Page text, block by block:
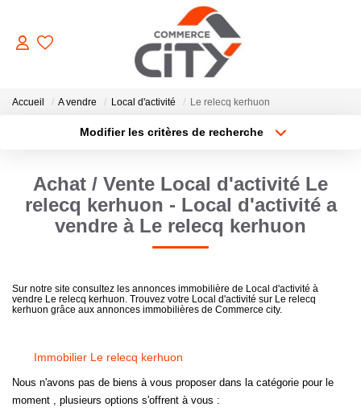
ACHETER
LOUER
ESTIMER
GERER
CONTACT
Accueil A vendre Local d'activité Le relecq kerhuon
Modifier les critères de recherche
Sélectionnez...
Type de bien
Surface min
Achat / Vente Local d'activité Le
relecq kerhuon - Local d'activité a
vendre à Le relecq kerhuon
Sur notre site consultez les annonces immobilière de Local d'activité à
vendre Le relecq kerhuon. Trouvez votre Local d'activité sur Le relecq
kerhuon grâce aux annonces immobilières de Commerce city.
Immobilier Le relecq kerhuon
Nous n'avons pas de biens à vous proposer dans la catégorie pour le
moment , plusieurs options s'offrent à vous :